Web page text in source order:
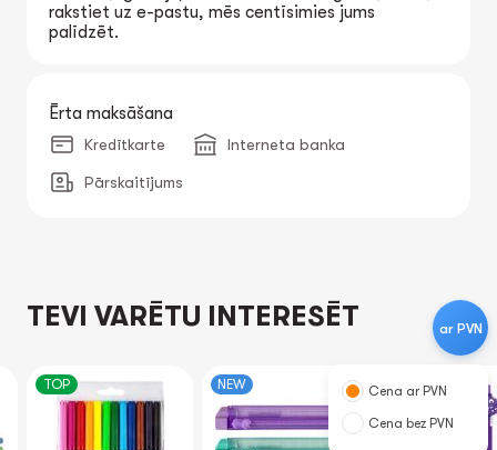
rakstiet uz e-pastu, mēs centīsimies jums
palīdzēt.
Ērta maksāšana
Kredītkarte Interneta banka
Pārskaitījums
TEVI VARĒTU INTERESĒT
TOP NEW
ar PVN
Cena ar PVN
Cena bez PVN